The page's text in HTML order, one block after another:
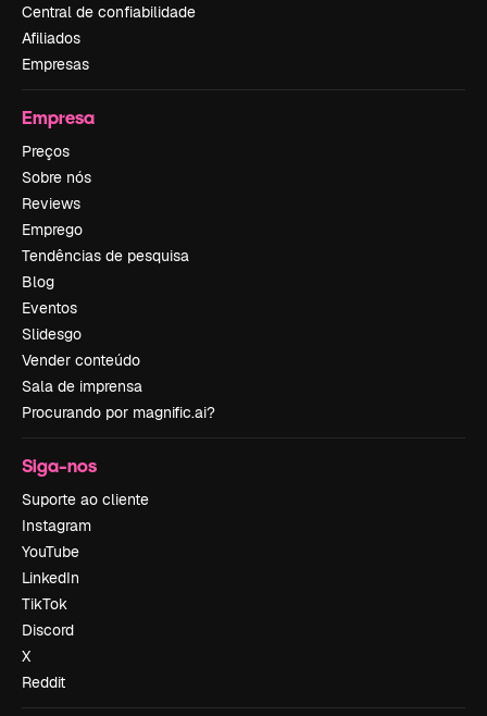
Central de confiabilidade
Afiliados
Empresas
Empresa
Preços
Sobre nós
Reviews
Emprego
Tendências de pesquisa
Blog
Eventos
Slidesgo
Vender conteúdo
Sala de imprensa
Procurando por magnific.ai?
Siga-nos
Suporte ao cliente
Instagram
YouTube
LinkedIn
TikTok
Discord
X
Reddit